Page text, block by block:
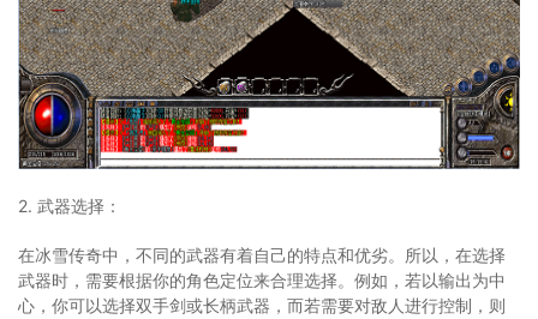
2. 武器选择：
在冰雪传奇中，不同的武器有着自己的特点和优劣。所以，在选择
武器时，需要根据你的角色定位来合理选择。例如，若以输出为中
心，你可以选择双手剑或长柄武器，而若需要对敌人进行控制，则